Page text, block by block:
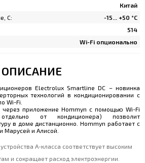
Китай
C:
-15... +50 °С
514
Wi-Fi опционально
ОПИСАНИЕ
Electrolux Smartline DC – новинка
технологий в кондиционировании с
Wi-Fi.
через приложение Hommyn с помощью Wi-Fi
от кондиционера) позволит
в доме дистанционно. Hommyn работает с
и Алисой.
А-класса соответствует высоким
и сокращает расход электроэнергии.